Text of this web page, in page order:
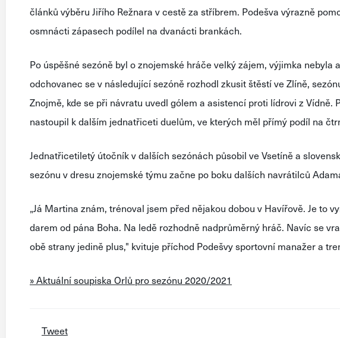
článků výběru Jiřího Režnara v cestě za stříbrem. Podešva výrazně
osmnácti zápasech podílel na dvanácti brankách.
Po úspěšné sezóně byl o znojemské hráče velký zájem, výjimka nebyla
odchovanec se v následující sezóně rozhodl zkusit štěstí ve Zlíně,
Znojmě, kde se při návratu uvedl gólem a asistencí proti lídrovi z Vídně.
nastoupil k dalším jednatřiceti duelům, ve kterých měl přímý podíl na
Jednatřicetiletý útočník v dalších sezónách působil ve Vsetíně a
sezónu v dresu znojemské týmu začne po boku dalších navrátilců
„Já Martina znám, trénoval jsem před nějakou dobou v Havířově. Je to
darem od pána Boha. Na ledě rozhodně nadprůměrný hráč. Navíc se
obě strany jedině plus," kvituje příchod Podešvy sportovní manažer a
» Aktuální soupiska Orlů pro sezónu 2020/2021
Tweet